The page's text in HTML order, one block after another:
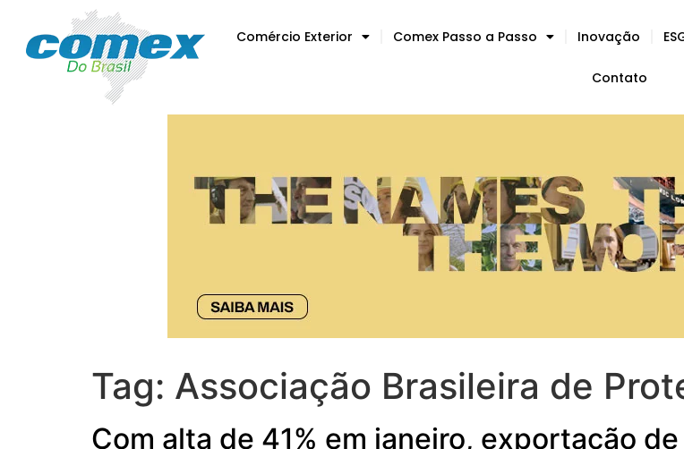
Comércio Exterior Comex Passo a Passo Inovação
Contato
Tag: Associação Brasileira de
Com alta de 41% em janeiro, exportação